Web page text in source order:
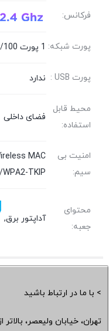
فرکانس:
پورت شبکه: 1 پورت 10/100
پورت USB : ندارد
محیط قابل
استفاده:
فضای داخلی
امنیت بی
سیم:
MAC
TKIP
محتوای
جعبه:
آداپتور برق,
> با ما در ارتباط باشید
تهران، خیابان ولیعصر، بالاتر